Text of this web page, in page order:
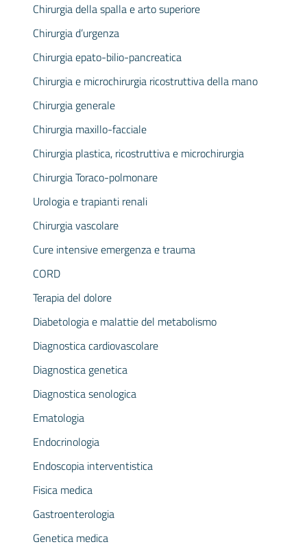
Chirurgia della spalla e arto superiore
Chirurgia d’urgenza
Chirurgia epato-bilio-pancreatica
Chirurgia e microchirurgia ricostruttiva della mano
Chirurgia generale
Chirurgia maxillo-facciale
Chirurgia plastica, ricostruttiva e microchirurgia
Chirurgia Toraco-polmonare
Urologia e trapianti renali
Chirurgia vascolare
Cure intensive emergenza e trauma
CORD
Terapia del dolore
Diabetologia e malattie del metabolismo
Diagnostica cardiovascolare
Diagnostica genetica
Diagnostica senologica
Ematologia
Endocrinologia
Endoscopia interventistica
Fisica medica
Gastroenterologia
Genetica medica